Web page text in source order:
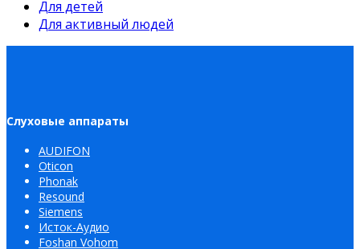
Для детей
Для активный людей
Слуховые аппараты
AUDIFON
Oticon
Phonak
Resound
Siemens
Исток-Аудио
Foshan Vohom